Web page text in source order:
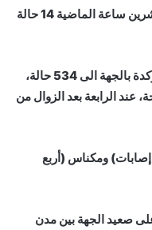
سجلت جهة فاس مكناس خلال الأربع وعشرين ساعة الماضية 14 حالة
وبذلك يرتفع العدد الاجمالي للحالات المؤكدة بالجهة الى 534 حالة،
عند الرابعة بعد الزوال من
ومكناس (أربع
تتوزع حالات الإصابة بكوفيد 19 على صعيد الجهة بين مدن